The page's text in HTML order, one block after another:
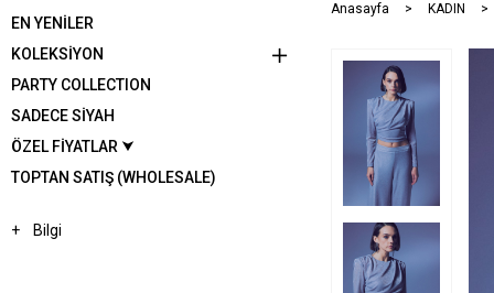
EN YENİLER
KOLEKSİYON
PARTY COLLECTION
SADECE SİYAH
ÖZEL FİYATLAR ⮟
TOPTAN SATIŞ (WHOLESALE)
Bilgi
Anasayfa KADIN